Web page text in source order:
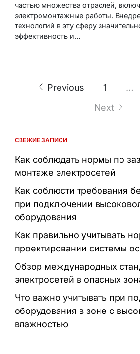
частью множества отраслей,
электромонтажные работы.
технологий в эту сферу
эффективность и…
Previous 1 …
Next
СВЕЖИЕ ЗАПИСИ
Как соблюдать нормы по
монтаже электросетей
Как соблюсти требования
при подключении
оборудования
Как правильно учитывать
проектировании системы
Обзор международных
электросетей в опасных
Что важно учитывать при
оборудования в зоне с
влажностью